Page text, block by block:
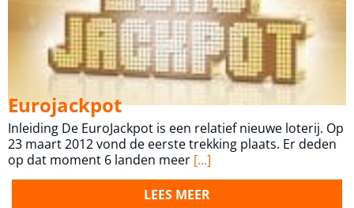
Eurojackpot
Inleiding De EuroJackpot is een relatief nieuwe loterij. Op
23 maart 2012 vond de eerste trekking plaats. Er deden
op dat moment 6 landen meer [...]
LEES MEER